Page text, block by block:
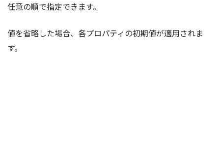
任意の順で指定できます。
値を省略した場合、各プロパティの初期値が適用されま
す。